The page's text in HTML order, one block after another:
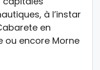
à l’instar
en
ou encore Morne